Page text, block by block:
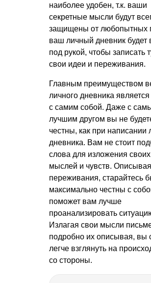
наиболее удобен, т.к. ваши
секретные мысли будут
защищены от любопытных
ваш личный дневник будет
под рукой, чтобы записать
свои идеи и переживания.
Главным преимуществом
личного дневника
с самим собой. Даже с
лучшим другом вы не
честны, как при написании
дневника. Вам не стоит
слова для изложения своих
мыслей и чувств.
переживания, старайтесь
максимально честны с
поможет вам лучше
проанализировать
Излагая свои мысли
подробно их описывая, вы
легче взглянуть на
со стороны.